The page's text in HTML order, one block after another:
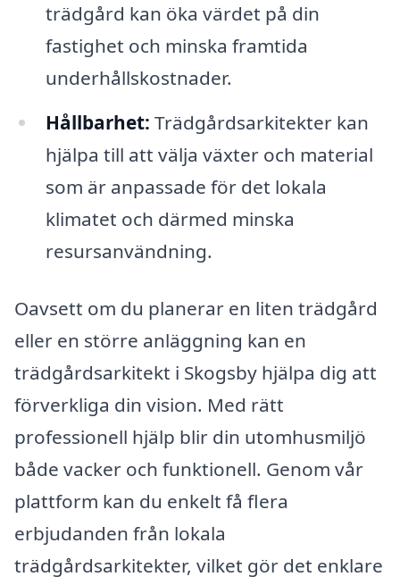
trädgård kan öka värdet på din
fastighet och minska framtida
underhållskostnader.
Hållbarhet: Trädgårdsarkitekter kan
hjälpa till att välja växter och material
som är anpassade för det lokala
klimatet och därmed minska
resursanvändning.
Oavsett om du planerar en liten trädgård
eller en större anläggning kan en
trädgårdsarkitekt i Skogsby hjälpa dig att
förverkliga din vision. Med rätt
professionell hjälp blir din utomhusmiljö
både vacker och funktionell. Genom vår
plattform kan du enkelt få flera
erbjudanden från lokala
trädgårdsarkitekter, vilket gör det enklare